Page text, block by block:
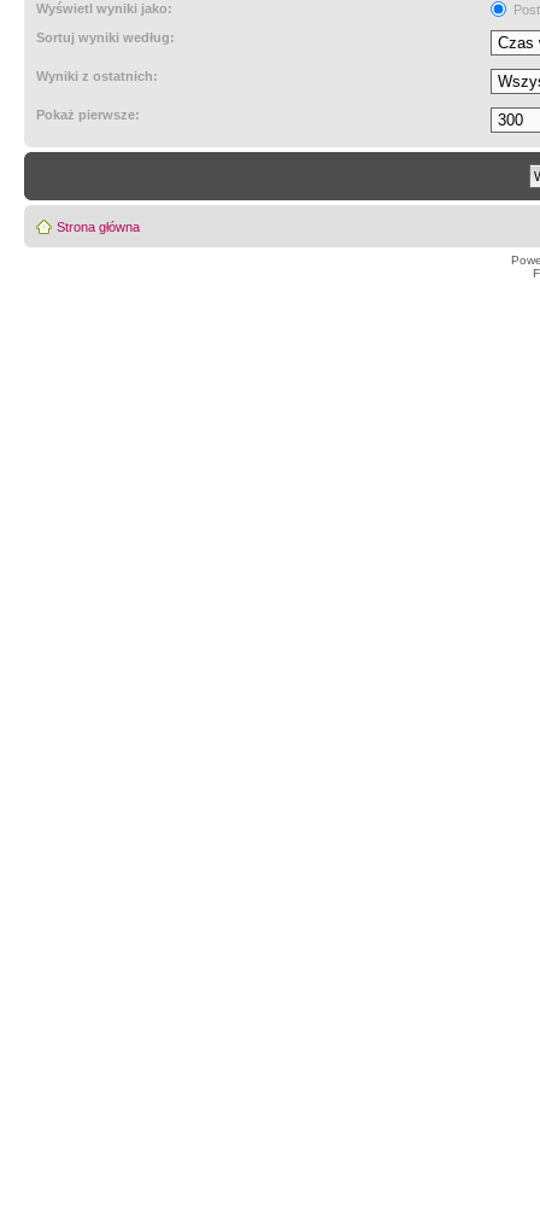
Wyświetl wyniki jako:
Sortuj wyniki według:
Wyniki z ostatnich:
Pokaż pierwsze:
Strona główna